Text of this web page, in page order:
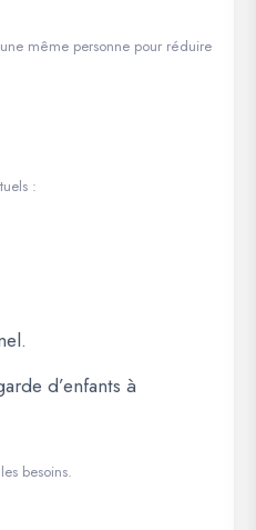
même personne pour réduire
:
d’enfants à
besoins.